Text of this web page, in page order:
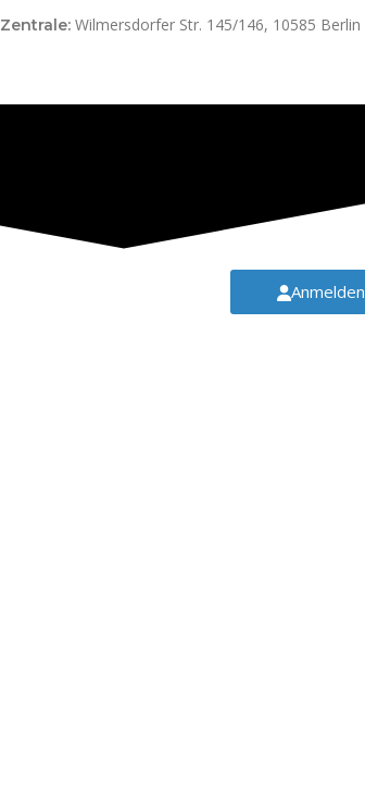
Zentrale:Wilmersdorfer Str. 145/146, 10585 Berlin
Anmelden